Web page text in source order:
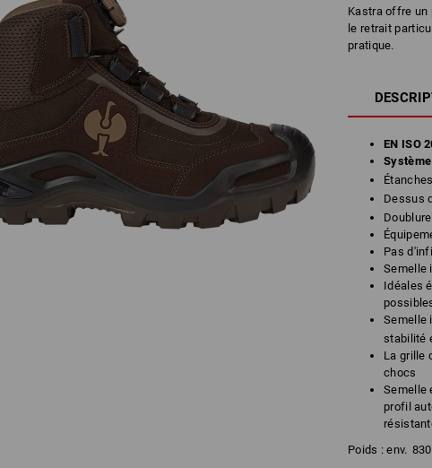
Kastra offre un
le retrait
pratique.
EN ISO
Dessus
Pas
Semelle
Idéales
Semelle
stabilité
La grille
chocs
Semelle
profil
Poids : env. 830